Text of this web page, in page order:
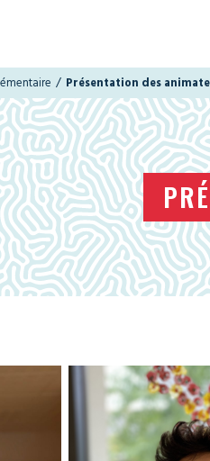
/ Présentation des